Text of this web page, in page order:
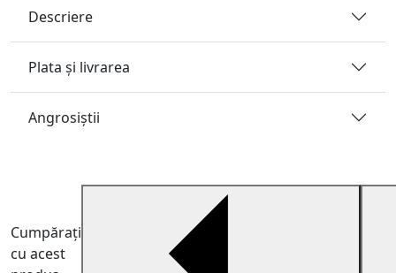
Descriere
Plata și livrarea
Angrosiştii
Cumpărați
cu acest